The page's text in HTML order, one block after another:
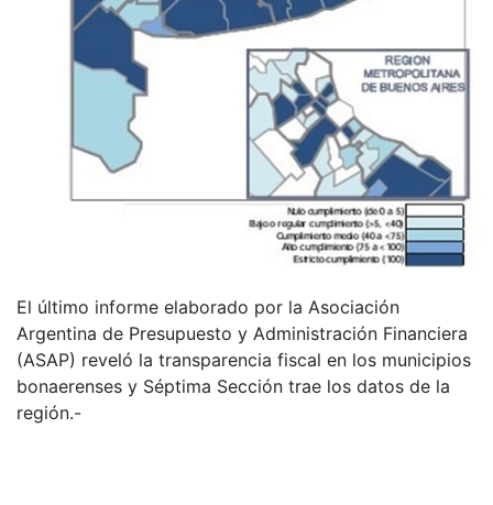
El último informe elaborado por la Asociación
Argentina de Presupuesto y Administración Financiera
(ASAP) reveló la transparencia fiscal en los municipios
bonaerenses y Séptima Sección trae los datos de la
región.-